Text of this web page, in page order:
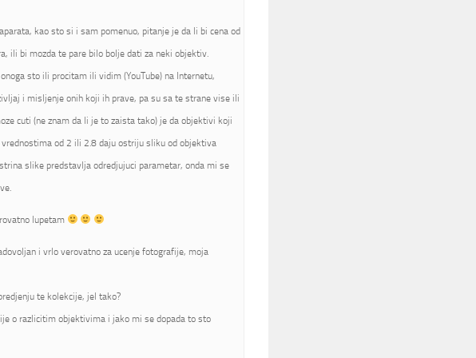
kao sto si i sam pomenuo, pitanje je da li bi cena od
ili bi mozda te pare bilo bolje dati za neki objektiv.
sto ili procitam ili vidim (YouTube) na Internetu,
i misljenje onih koji ih prave, pa su sa te strane vise ili
cuti (ne znam da li je to zaista tako) je da objektivi koji
od 2 ili 2.8 daju ostriju sliku od objektiva
slike predstavlja odredjujuci parametar, onda mi se
lupetam
i vrlo verovatno za ucenje fotografije, moja
te kolekcije, jel tako?
o razlicitim objektivima i jako mi se dopada to sto